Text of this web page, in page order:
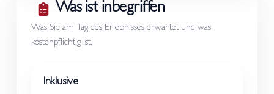
Was ist inbegriffen
Was Sie am Tag des Erlebnisses erwartet und was
kostenpflichtig ist.
Inklusive